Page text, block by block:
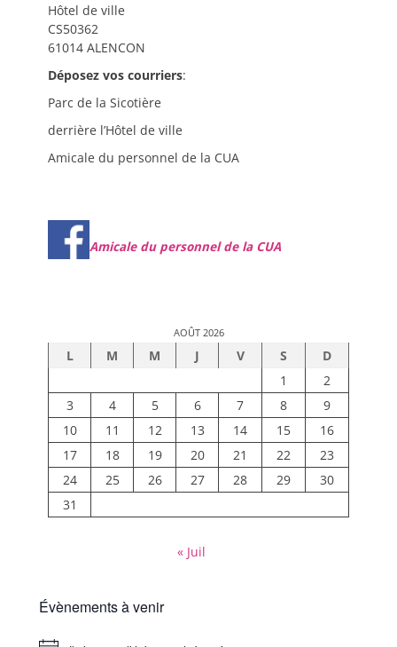
Hôtel de ville
CS50362
61014 ALENCON
Déposez vos courriers:
Parc de la Sicotière
derrière l’Hôtel de ville
Amicale du personnel de la CUA
Amicale du personnel de la CUA
AOÛT 2026
L M M J V S
D
1
2
3
4 5 6 7 8
9
10
11 12 13 14 15
16
17
18 19 20 21 22
23
24
25 26 27 28 29
30
31
« Juil
Évènements à venir